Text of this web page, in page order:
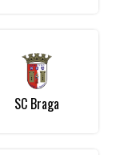
SC Braga